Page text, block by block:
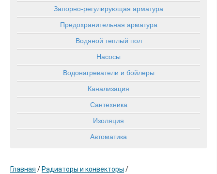
Запорно-регулирующая арматура
Предохранительная арматура
Водяной теплый пол
Насосы
Водонагреватели и бойлеры
Канализация
Сантехника
Изоляция
Автоматика
Главная / Радиаторы и конвекторы /